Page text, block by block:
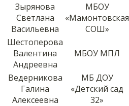
Зырянова
Светлана
Васильевна
МБОУ
«Мамонтовская
СОШ»
Шестоперова
Валентина
Андреевна
МБОУ МПЛ
Ведерникова
Галина
Алексеевна
МБ ДОУ
«Детский сад
32»